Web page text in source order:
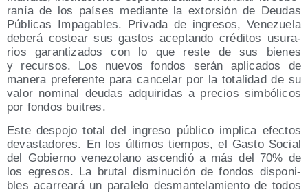
ra­nía de los paí­ses median­te la extor­sión de Deu­das
Públi­cas Impa­ga­bles. Pri­va­da de ingre­sos, Vene­zue­la
debe­rá cos­tear sus gas­tos acep­tan­do cré­di­tos usu­ra­
rios garan­ti­za­dos con lo que res­te de sus bie­nes
y recur­sos. Los nue­vos fon­dos serán apli­ca­dos de
mane­ra pre­fe­ren­te para can­ce­lar por la tota­li­dad de su
valor nomi­nal deu­das adqui­ri­das a pre­cios sim­bó­li­cos
por fon­dos buitres.
Este des­po­jo total del ingre­so públi­co impli­ca efec­tos
devas­ta­do­res. En los últi­mos tiem­pos, el Gas­to Social
del Gobierno vene­zo­lano ascen­dió a más del 70% de
los egre­sos. La bru­tal dis­mi­nu­ción de fon­dos dis­po­ni­
bles aca­rrea­rá un para­le­lo des­man­te­la­mien­to de todos